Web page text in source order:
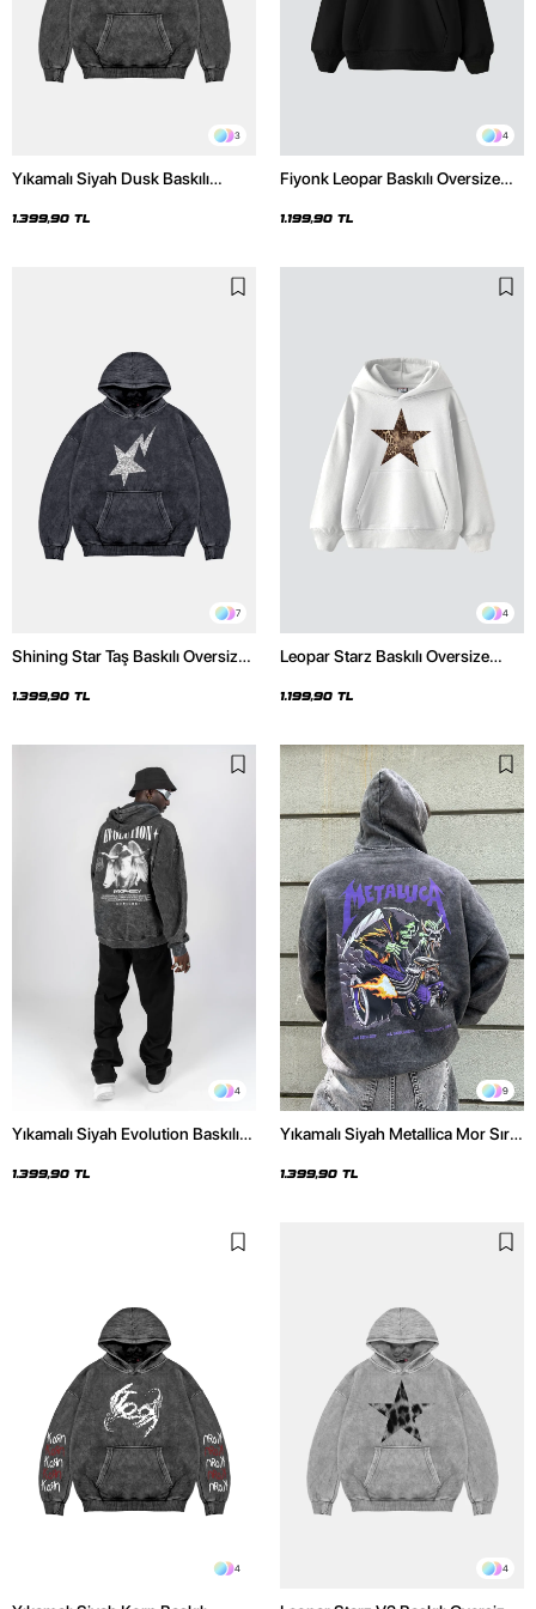
3
Yıkamalı Siyah Dusk Baskılı
1.399,90 TL
4
Fiyonk Leopar Baskılı Oversize
1.199,90 TL
7
Shining Star Taş Baskılı Oversize
Hoodie
1.399,90 TL
4
Leopar Starz Baskılı Oversize
1.199,90 TL
4
Yıkamalı Siyah Evolution Baskılı
Hoodie
1.399,90 TL
9
Yıkamalı Siyah Metallica Mor Sırt
Hoodie
1.399,90 TL
4 4